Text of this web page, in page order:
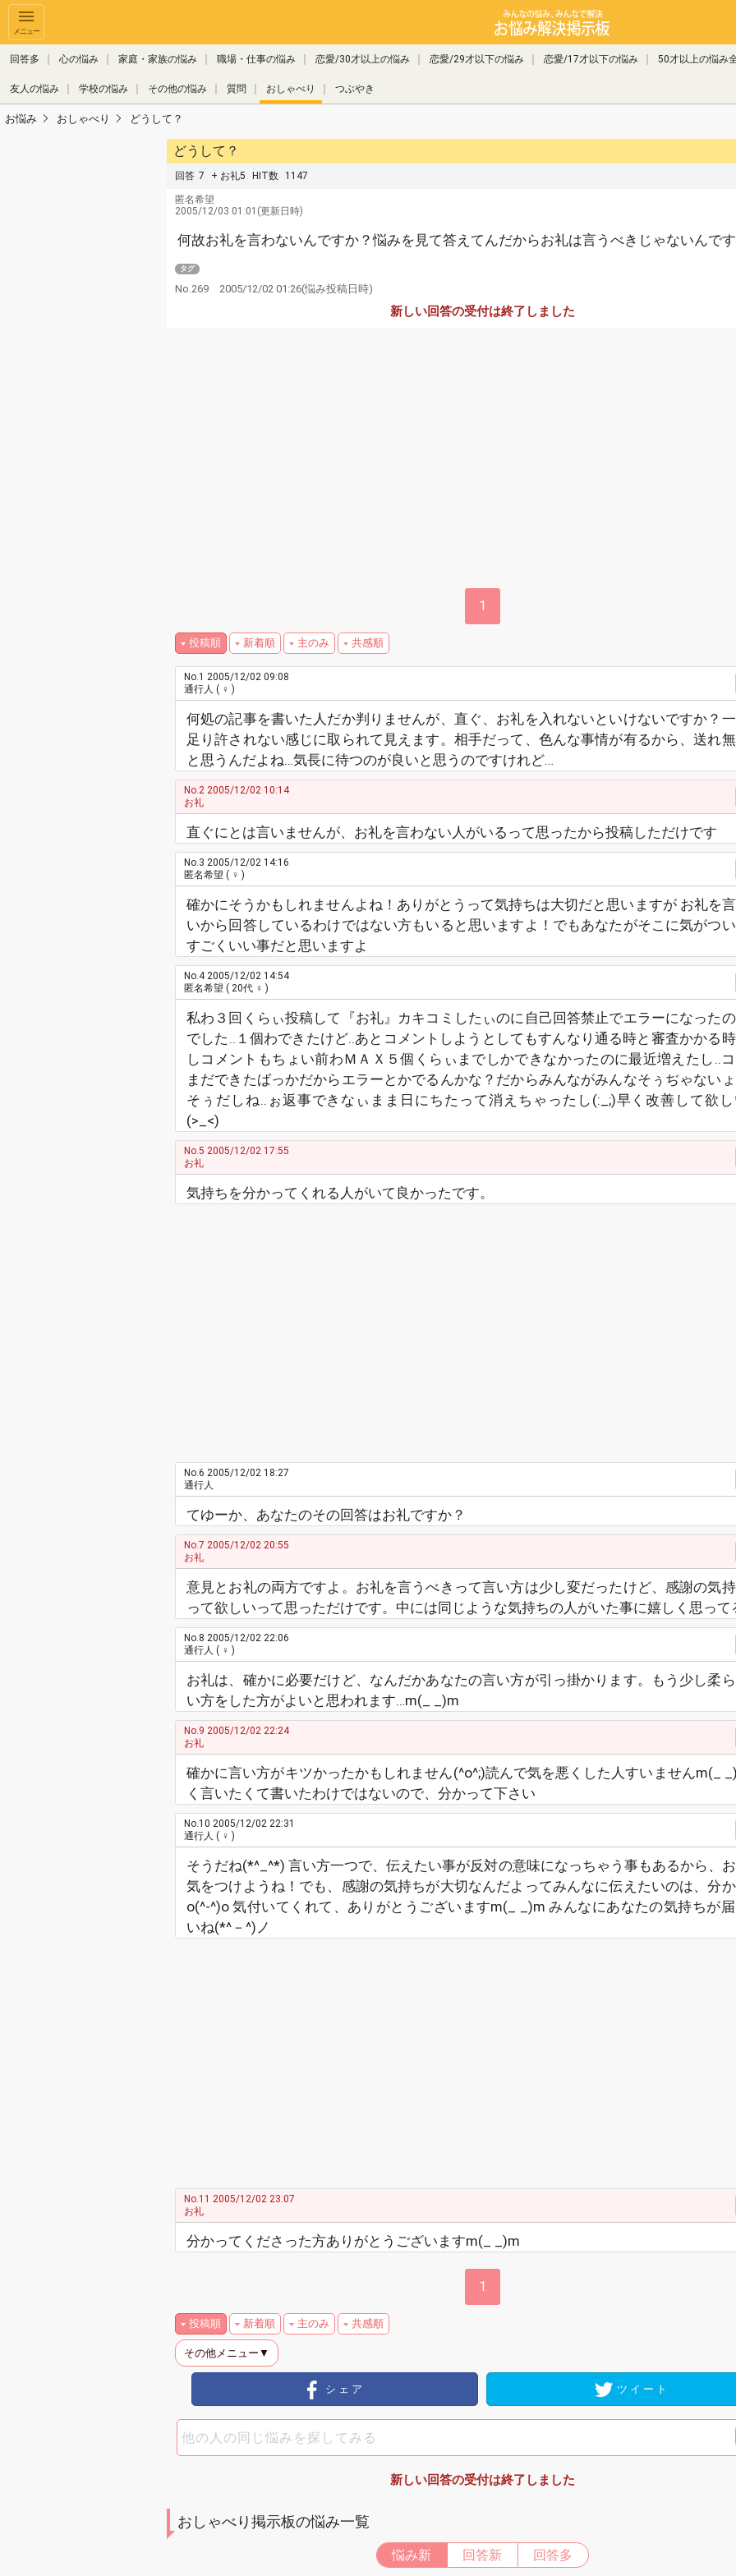
メニュー
回答多 心の悩み 家庭・家族の悩み 職場・仕事の悩み 恋愛/30才以上の悩み 恋愛/29才以下の悩み 恋愛/17才以下の悩み 50才以上の悩み
友人の悩み 学校の悩み その他の悩み 質問 おしゃべり つぶやき
お悩み おしゃべり どうして？
どうして？
回答 7 + お礼5 HIT数 1147
匿名希望
2005/12/03 01:01(更新日時)
何故お礼を言わないんですか？悩みを見て答えてんだからお礼は言うべきじゃないんで
タグ
No.269 2005/12/02 01:26(悩み投稿日時)
新しい回答の受付は終了しました
1
投稿順 新着順 主のみ 共感順
No.1 2005/12/02 09:08
通行人 ( ♀ )
何処の記事を書いた人だか判りませんが、直ぐ、お礼を入れないといけないですか？
足り許されない感じに取られて見えます。相手だって、色んな事情が有るから、送れ
と思うんだよね…気長に待つのが良いと思うのですけれど…
No.2 2005/12/02 10:14
お礼
直ぐにとは言いませんが、お礼を言わない人がいるって思ったから投稿しただけです
No.3 2005/12/02 14:16
匿名希望 ( ♀ )
確かにそうかもしれませんよね！ありがとうって気持ちは大切だと思いますが お礼を
いから回答しているわけではない方もいると思いますよ！でもあなたがそこに気がつ
すごくいい事だと思いますよ
No.42005/12/02 14:54
匿名希望 ( 20代 ♀ )
私わ３回くらぃ投稿して『お礼』カキコミしたぃのに自己回答禁止でエラーになった
でした‥１個わできたけど‥あとコメントしようとしてもすんなり通る時と審査かかる
しコメントもちょい前わＭＡＸ５個くらぃまでしかできなかったのに最近増えたし‥
まだできたばっかだからエラーとかでるんかな？だからみんながみんなそぅぢゃない
そぅだしね‥ぉ返事できなぃまま日にちたって消えちゃったし(:_;)早く改善して欲
(>_<)
No.5 2005/12/02 17:55
お礼
気持ちを分かってくれる人がいて良かったです。
No.6 2005/12/02 18:27
通行人
てゆーか、あなたのその回答はお礼ですか？
No.7 2005/12/02 20:55
お礼
意見とお礼の両方ですよ。お礼を言うべきって言い方は少し変だったけど、感謝の気
って欲しいって思っただけです。中には同じような気持ちの人がいた事に嬉しく思って
No.8 2005/12/02 22:06
通行人 ( ♀ )
お礼は、確かに必要だけど、なんだかあなたの言い方が引っ掛かります。もう少し柔
い方をした方がよいと思われます…m(_ _)m
No.9 2005/12/02 22:24
お礼
確かに言い方がキツかったかもしれません(^o^;)読んで気を悪くした人すいませんm(_
く言いたくて書いたわけではないので、分かって下さい
No.10 2005/12/02 22:31
通行人 ( ♀ )
そうだね(*^_^*) 言い方一つで、伝えたい事が反対の意味になっちゃう事もあるから、
気をつけようね！でも、感謝の気持ちが大切なんだよってみんなに伝えたいのは、分
o(^-^)o 気付いてくれて、ありがとうございますm(_ _)m みんなにあなたの気持ちが
いね(*^－^)ノ
No.11 2005/12/02 23:07
お礼
分かってくださった方ありがとうございますm(_ _)m
1
投稿順 新着順 主のみ 共感順
その他メニュー▼
シェア ツイート
新しい回答の受付は終了しました
おしゃべり掲示板の悩み一覧
悩み新 回答新 回答多